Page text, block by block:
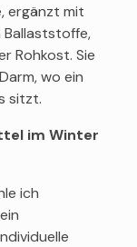
ergänzt mit
Rohkost. Sie
wo ein
sitzt.
im Winter
ich